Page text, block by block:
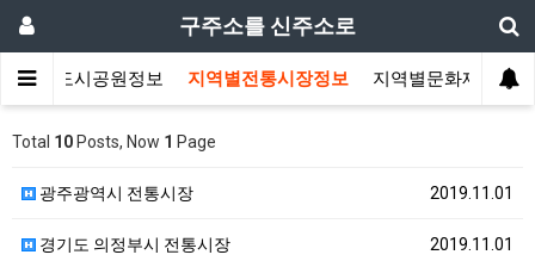
구주소를 신주소로
지역별도시공원정보 지역별전통시장정보 지역별문화재정보
Total 10 Posts, Now 1 Page
2019.11.01
광주광역시 전통시장
2019.11.01
경기도 의정부시 전통시장